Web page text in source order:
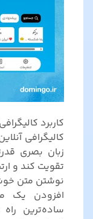
کاربرد
کالیگرافی
زبان بصری
تقویت کند و
نوشتن متن
افزودن یک
ساده‌ترین